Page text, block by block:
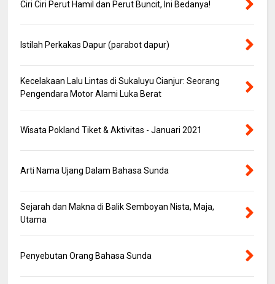
Ciri Ciri Perut Hamil dan Perut Buncit, Ini Bedanya!
Istilah Perkakas Dapur (parabot dapur)
Kecelakaan Lalu Lintas di Sukaluyu Cianjur: Seorang
Pengendara Motor Alami Luka Berat
Wisata Pokland Tiket & Aktivitas - Januari 2021
Arti Nama Ujang Dalam Bahasa Sunda
Sejarah dan Makna di Balik Semboyan Nista, Maja,
Utama
Penyebutan Orang Bahasa Sunda